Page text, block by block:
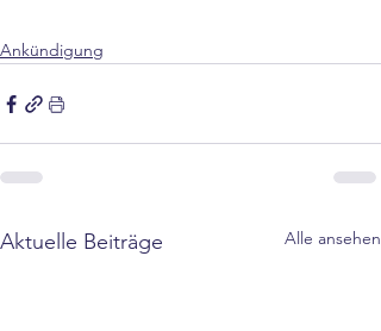
Ankündigung
Aktuelle Beiträge Alle ansehen